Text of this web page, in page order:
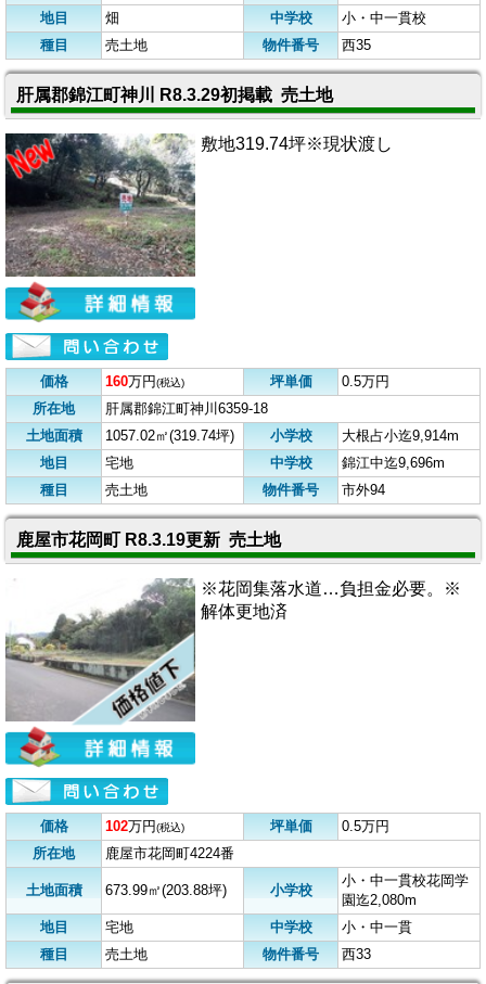
地目
畑 中学校
小・中一貫校
種目
売土地 物件番号 西35
肝属郡錦江町神川 R8.3.29初掲載 売土地
敷地319.74坪※現状渡し
価格 160万円(税込) 坪単価
0.5万円
所在地
肝属郡錦江町神川6359-18
土地面積
1057.02㎡(319.74坪) 小学校
大根占小迄9,914m
地目
宅地 中学校
錦江中迄9,696m
種目
売土地 物件番号 市外94
鹿屋市花岡町 R8.3.19更新 売土地
※花岡集落水道…負担金必要。※
解体更地済
価格 102万円(税込) 坪単価
0.5万円
所在地
鹿屋市花岡町4224番
土地面積 673.99㎡(203.88坪) 小学校
小・中一貫校花岡学
園迄2,080m
地目
宅地 中学校
小・中一貫
種目
売土地 物件番号 西33